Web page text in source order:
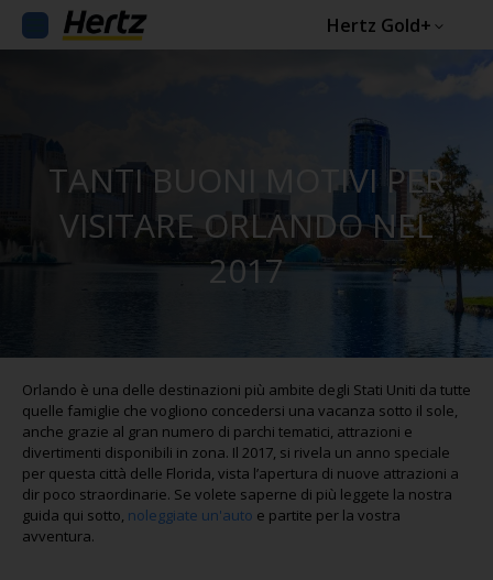
Hertz Gold+
TANTI BUONI MOTIVI PER
VISITARE ORLANDO NEL
2017
Orlando è una delle destinazioni più ambite degli Stati Uniti da tutte
quelle famiglie che vogliono concedersi una vacanza sotto il sole,
anche grazie al gran numero di parchi tematici, attrazioni e
divertimenti disponibili in zona. Il 2017, si rivela un anno speciale
per questa città delle Florida, vista l’apertura di nuove attrazioni a
dir poco straordinarie. Se volete saperne di più leggete la nostra
guida qui sotto, noleggiate un'auto e partite per la vostra
avventura.